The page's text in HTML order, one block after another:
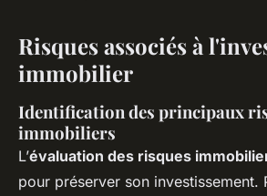
Risques associés à
immobilier
Identification des principaux
immobiliers
L’évaluation des risques
pour préserver son investissement.